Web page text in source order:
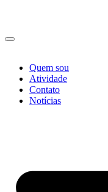
Quem sou
Atividade
Contato
Notícias